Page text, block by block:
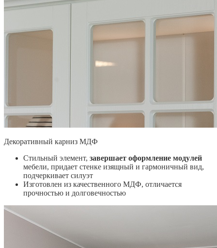
Декоративный карниз МДФ
Стильный элемент, завершает оформление модулей
мебели, придает стенке изящный и гармоничный вид,
подчеркивает силуэт
Изготовлен из качественного МДФ, отличается
прочностью и долговечностью